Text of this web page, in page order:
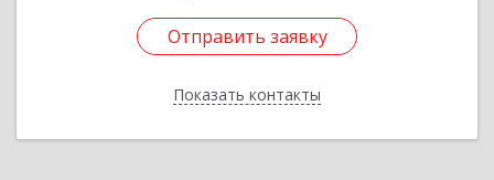
Отправить заявку
Показать контакты
Отправить заявку
Назад